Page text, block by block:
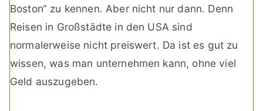
Boston“ zu kennen. Aber nicht nur dann. Denn
Reisen in Großstädte in den USA sind
normalerweise nicht preiswert. Da ist es gut zu
wissen, was man unternehmen kann, ohne viel
Geld auszugeben.